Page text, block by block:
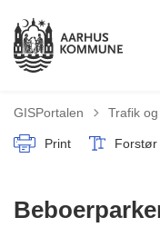
GISPortalen Tilbage til
Trafik
Print Forstør